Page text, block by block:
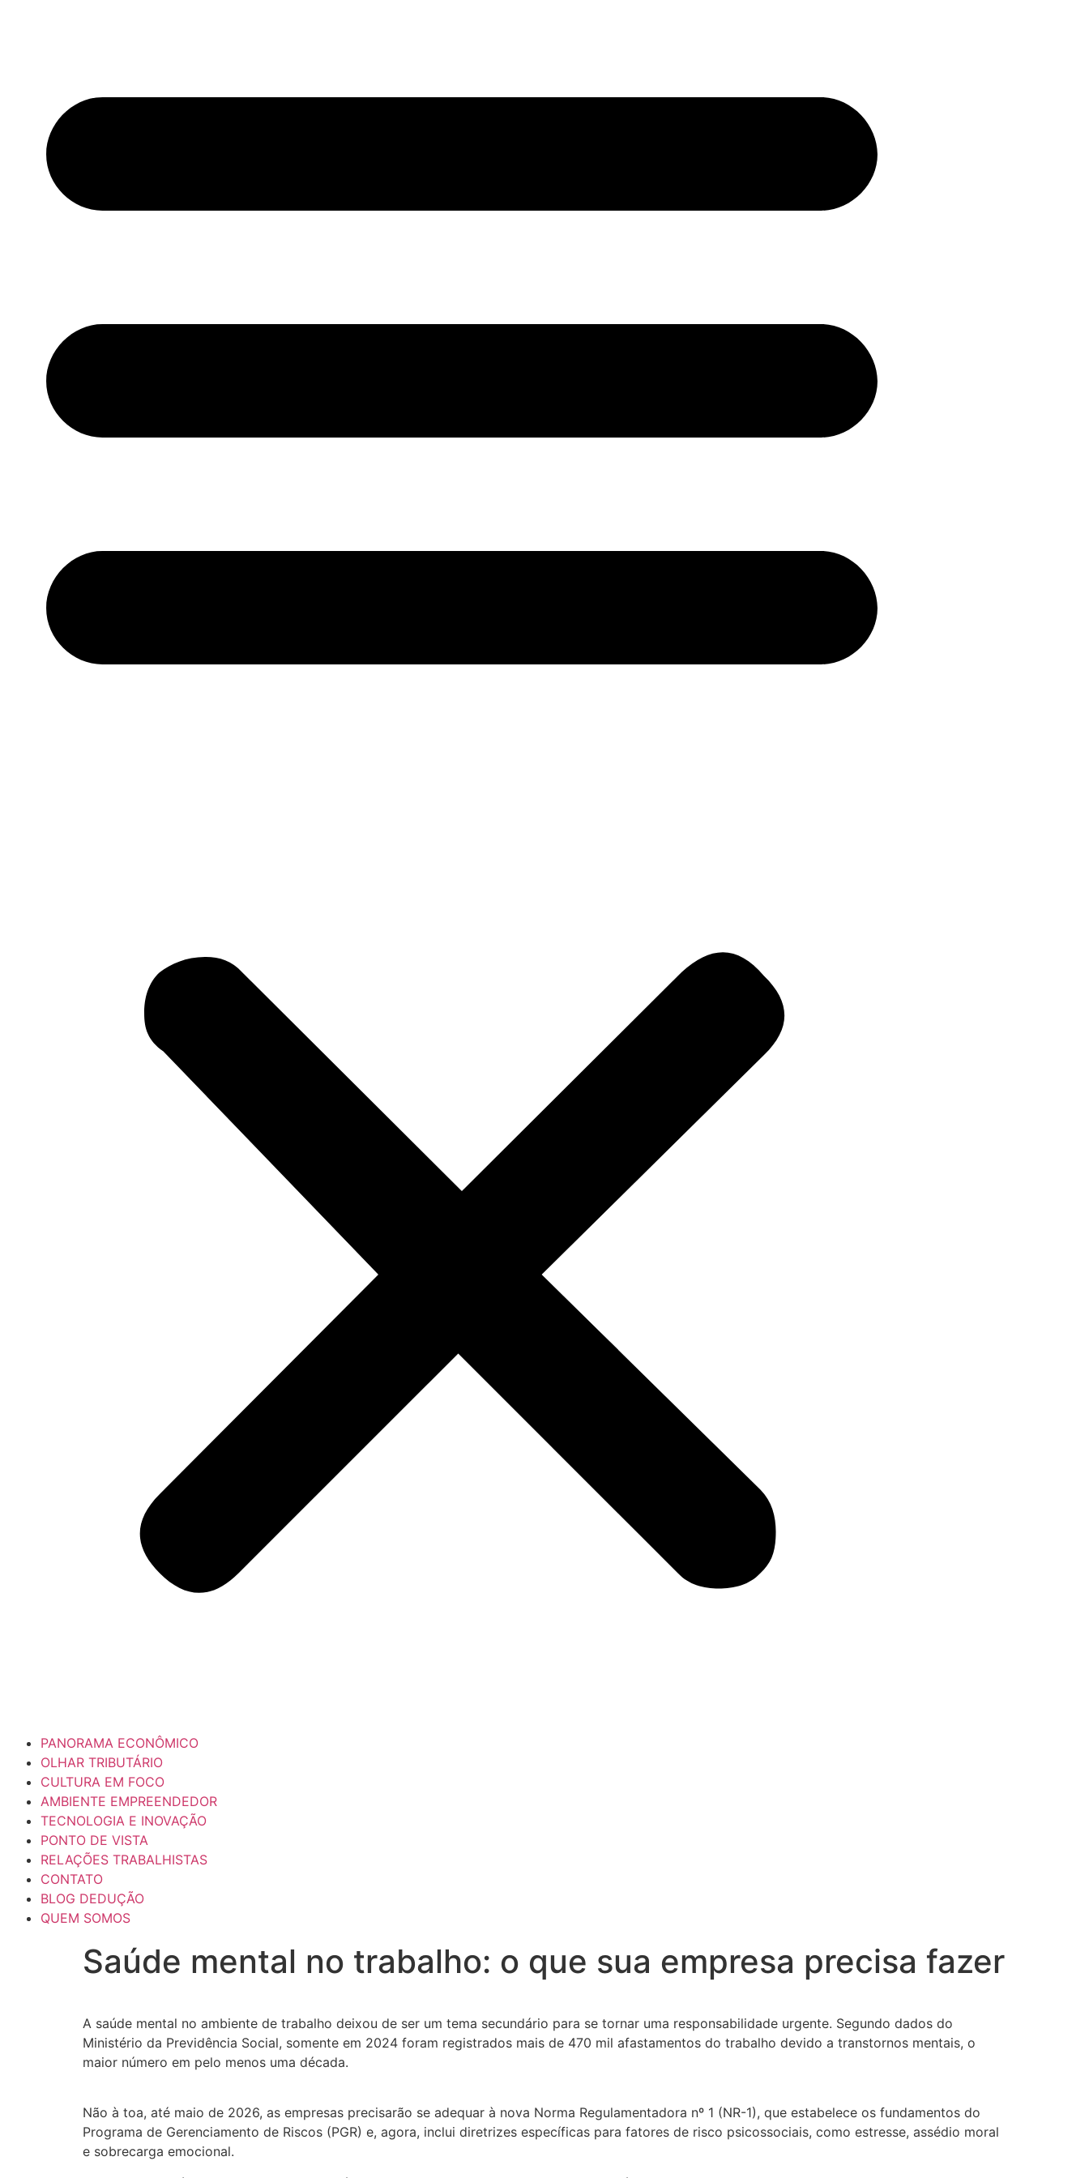
PANORAMA ECONÔMICO
OLHAR TRIBUTÁRIO
CULTURA EM FOCO
AMBIENTE EMPREENDEDOR
TECNOLOGIA E INOVAÇÃO
PONTO DE VISTA
RELAÇÕES TRABALHISTAS
CONTATO
BLOG DEDUÇÃO
QUEM SOMOS
Saúde mental no trabalho: o que sua empresa precisa fazer
A saúde mental no ambiente de trabalho deixou de ser um tema secundário para se tornar uma responsabilidade urgente. Segundo dados do
Ministério da Previdência Social, somente em 2024 foram registrados mais de 470 mil afastamentos do trabalho devido a transtornos mentais, o
maior número em pelo menos uma década.
Não à toa, até maio de 2026, as empresas precisarão se adequar à nova Norma Regulamentadora nº 1 (NR-1), que estabelece os fundamentos do
Programa de Gerenciamento de Riscos (PGR) e, agora, inclui diretrizes específicas para fatores de risco psicossociais, como estresse, assédio moral
e sobrecarga emocional.